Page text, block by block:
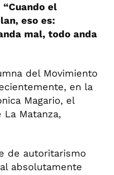
“Cuando el
eso es:
mal, todo anda
del Movimiento
en la
Magario, el
Matanza,
de autoritarismo
absolutamente